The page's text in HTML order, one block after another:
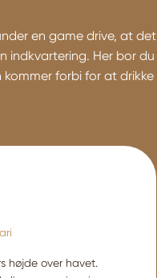
en game drive, at det
indkvartering. Her bor du
forbi for at drikke
højde over havet.